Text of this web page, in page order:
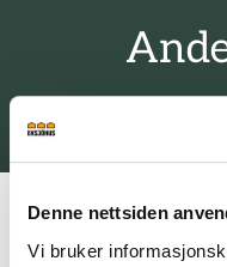
Denne nettsiden
Vi bruker